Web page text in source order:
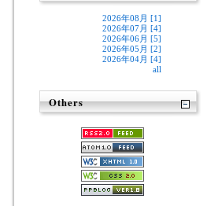
2026年08月 [1]
2026年07月 [4]
2026年06月 [5]
2026年05月 [2]
2026年04月 [4]
all
Others